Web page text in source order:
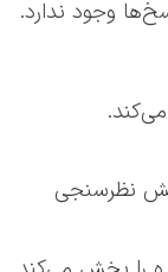
وجود ندارد.
نظرسنجی